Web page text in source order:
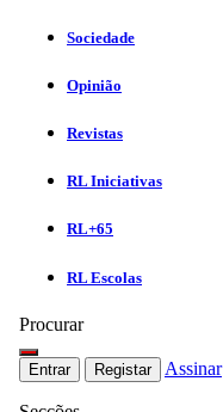
Sociedade
Opinião
Revistas
RL Iniciativas
RL+65
RL Escolas
Procurar
Entrar Registar Assinar